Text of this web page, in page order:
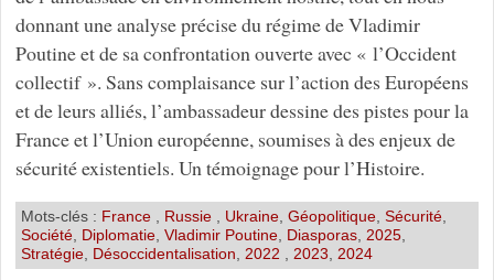
donnant une analyse précise du régime de Vladimir
Poutine et de sa confrontation ouverte avec « l’Occident
collectif ». Sans complaisance sur l’action des Européens
et de leurs alliés, l’ambassadeur dessine des pistes pour la
France et l’Union européenne, soumises à des enjeux de
sécurité existentiels. Un témoignage pour l’Histoire.
Mots-clés : France Russie Ukraine, Géopolitique, Sécurité,
Société, Diplomatie, Vladimir Poutine, Diasporas, 2025,
Stratégie, Désoccidentalisation 2022 2023 2024